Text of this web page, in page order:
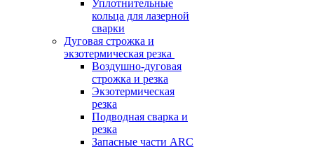
Уплотнительные
кольца для лазерной
сварки
Дуговая строжка и
экзотермическая резка
Воздушно-дуговая
строжка и резка
Экзотермическая
резка
Подводная сварка и
резка
Запасные части ARC